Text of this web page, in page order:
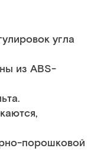
угла
из ABS-
порошковой